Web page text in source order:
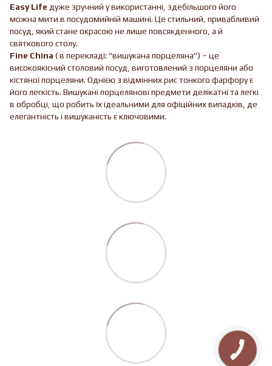
Easy Life дуже зручний у використанні, здебільшого його
можна мити в посудомийній машині. Це стильний, привабливий
посуд, який стане окрасою не лише повсякденного, а й
святкового столу.
Fine China ( в перекладі: "вишукана порцеляна") – це
високоякісний столовий посуд, виготовлений з порцеляни або
кістяної порцеляни. Однією з відмінних рис тонкого фарфору є
його легкість. Вишукані порцелянові предмети делікатні та легкі
в обробці, що робить їх ідеальними для офіційних випадків, де
елегантність і вишуканість є ключовими.